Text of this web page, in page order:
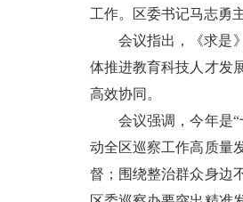
工作。区委书记马志勇
会议指出，《求是
体推进教育科技人才发
高效协同。
会议强调，今年是
动全区巡察工作高质量
督；围绕整治群众身边